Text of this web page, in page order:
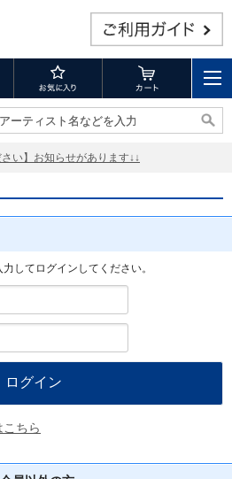
ーティスト名などを入力
ーティスト名などを入力
い】お知らせがあります↓↓
してログインしてください。
ちら